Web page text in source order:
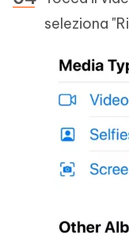
seleziona